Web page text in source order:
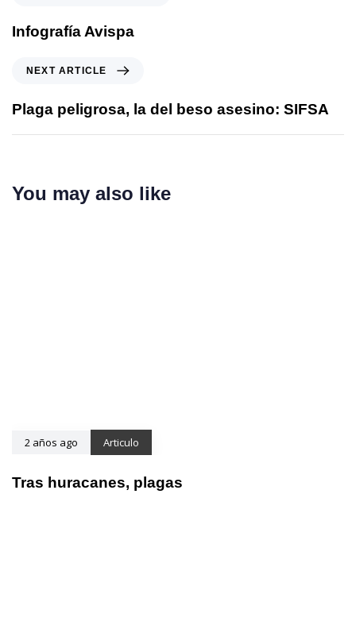
Infografía Avispa
NEXT ARTICLE
Plaga peligrosa, la del beso asesino: SIFSA
You may also like
2 años ago Articulo
Tras huracanes, plagas